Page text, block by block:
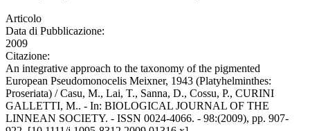
Articolo
Data di Pubblicazione:
2009
Citazione:
An integrative approach to the taxonomy of the pigmented
European Pseudomonocelis Meixner, 1943 (Platyhelminthes:
Proseriata) / Casu, M., Lai, T., Sanna, D., Cossu, P., CURINI
GALLETTI, M.. - In: BIOLOGICAL JOURNAL OF THE
LINNEAN SOCIETY. - ISSN 0024-4066. - 98:(2009), pp. 907-